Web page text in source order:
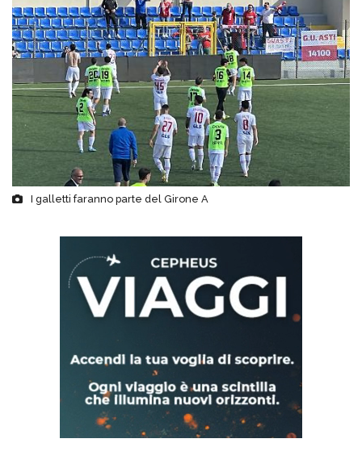
I galletti faranno parte del Girone A